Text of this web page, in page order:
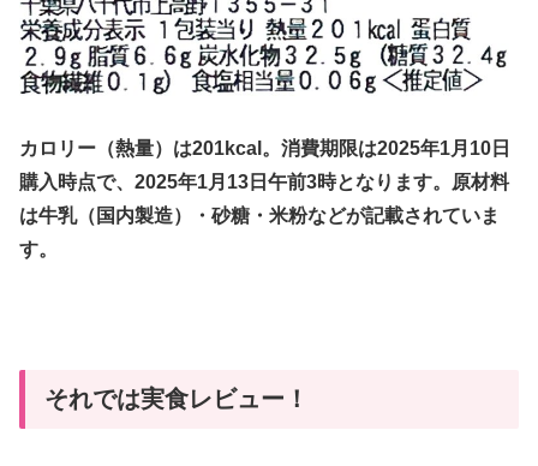
カロリー（熱量）は201kcal。消費期限は2025年1月10日
購入時点で、2025年1月13日午前3時となります。原材料
は牛乳（国内製造）・砂糖・米粉などが記載されていま
す。
それでは実食レビュー！